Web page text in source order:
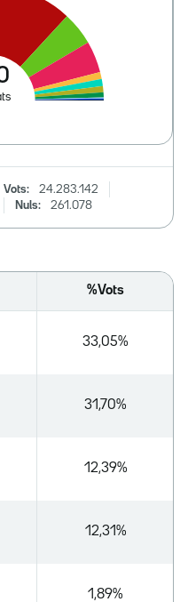
Vots:
24.283.142
Nuls: 261.078
%Vots
33,05%
31,70%
12,39%
12,31%
1,89%